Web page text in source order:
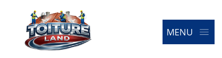
MENU